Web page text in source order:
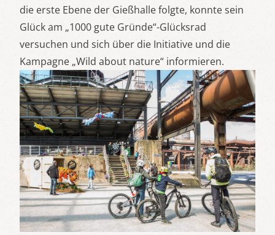
die erste Ebene der Gießhalle folgte, konnte sein
Glück am „1000 gute Gründe“-Glücksrad
versuchen und sich über die Initiative und die
Kampagne „Wild about nature“ informieren.